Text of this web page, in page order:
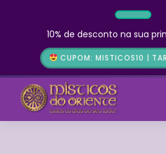
10% de desconto na sua
CUPOM: MISTICOS10 |